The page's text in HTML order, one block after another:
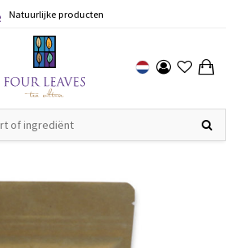
Natuurlijke producten